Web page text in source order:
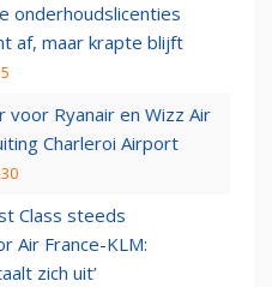
onderhoudslicenties
af, maar krapte blijft
voor Ryanair en Wizz Air
Charleroi Airport
Class steeds
Air France-KLM:
zich uit’